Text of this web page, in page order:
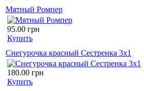
Мятный Ромпер
95.00 грн
Купить
Снегурочка красный Сестренка 3х1
180.00 грн
Купить